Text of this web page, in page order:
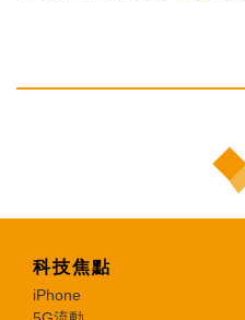
科技焦點
iPhone